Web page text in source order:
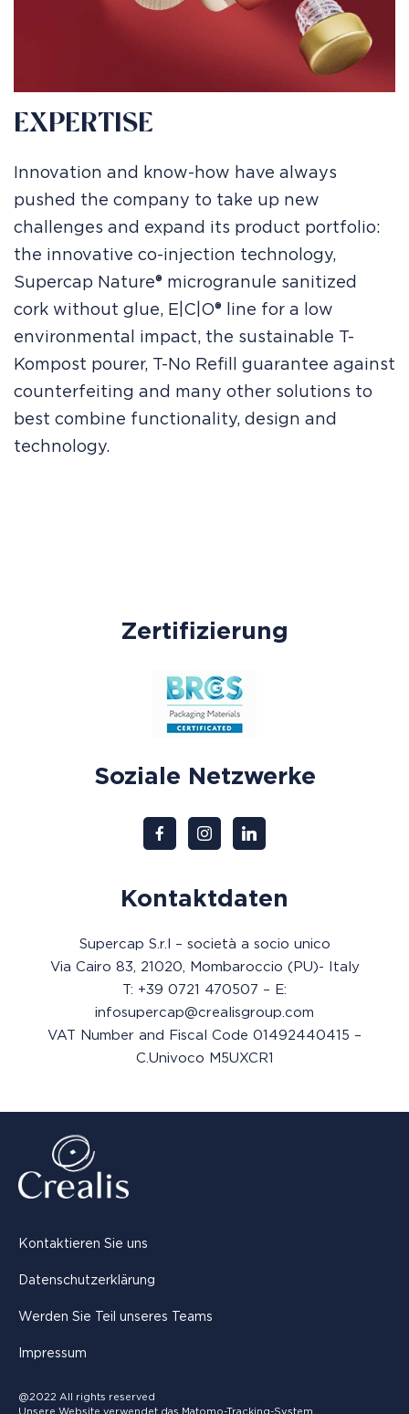
EXPERTISE
Innovation and know-how have always
pushed the company to take up new
challenges and expand its product portfolio:
the innovative co-injection technology,
Supercap Nature® microgranule sanitized
cork without glue, E|C|O® line for a low
environmental impact, the sustainable T-
Kompost pourer, T-No Refill guarantee against
counterfeiting and many other solutions to
best combine functionality, design and
technology.
Zertifizierung
Soziale Netzwerke
Kontaktdaten
Supercap S.r.l – società a socio unico
Via Cairo 83, 21020, Mombaroccio (PU)- Italy
T: +39 0721 470507 – E:
infosupercap@crealisgroup.com
VAT Number and Fiscal Code 01492440415 –
C.Univoco M5UXCR1
Kontaktieren Sie uns
Datenschutzerklärung
Werden Sie Teil unseres Teams
Impressum
@2022 All rights reserved